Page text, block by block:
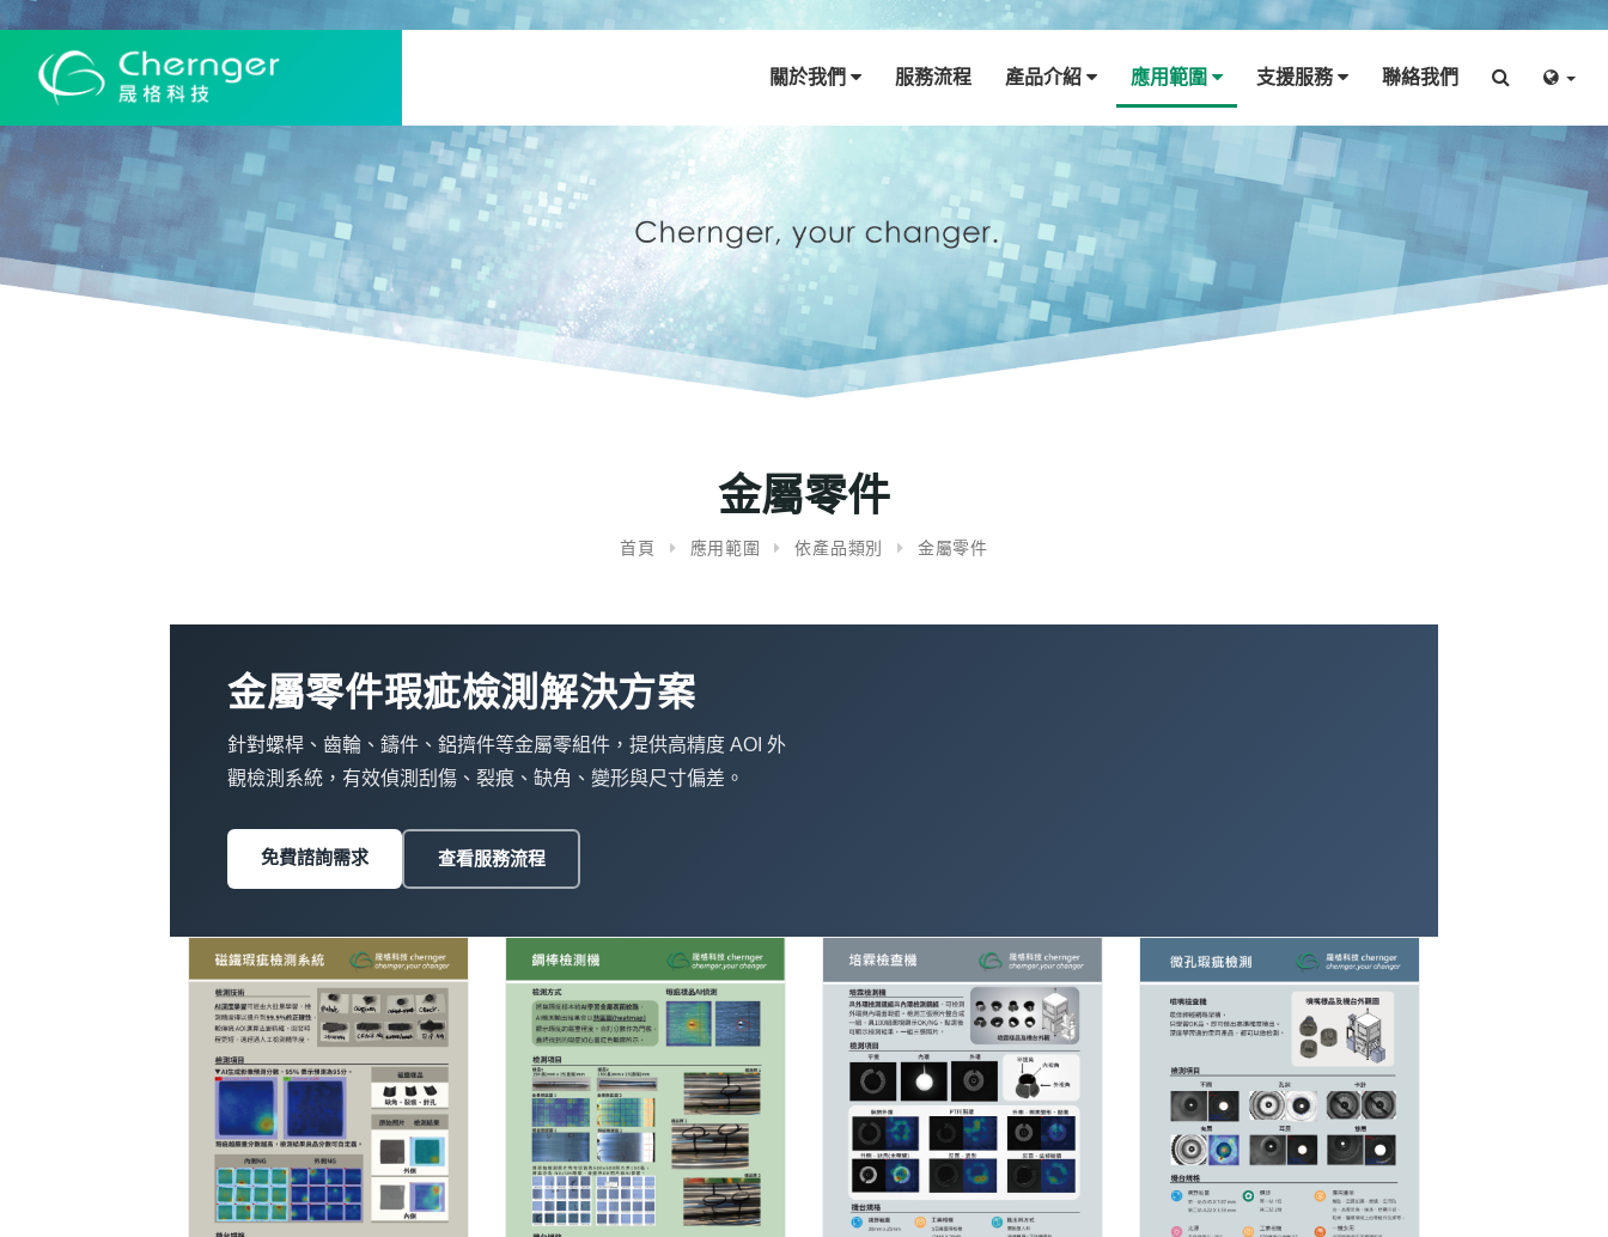
關於我們 服務流程 產品介紹 應用範圍 支援服務 聯絡我們
金屬零件
首頁 應用範圍 依產品類別 金屬零件
金屬零件瑕疵檢測解決方案
針對螺桿、齒輪、鑄件、鋁擠件等金屬零組件，提供高精度 AOI 外
觀檢測系統，有效偵測刮傷、裂痕、缺角、變形與尺寸偏差。
免費諮詢需求 查看服務流程